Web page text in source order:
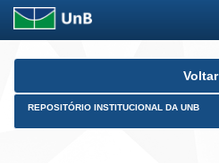
Skip
Voltar
REPOSITÓRIO INSTITUCIONAL DA UNB